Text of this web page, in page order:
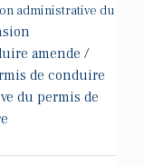
administrative du
amende /
de conduire
du permis de